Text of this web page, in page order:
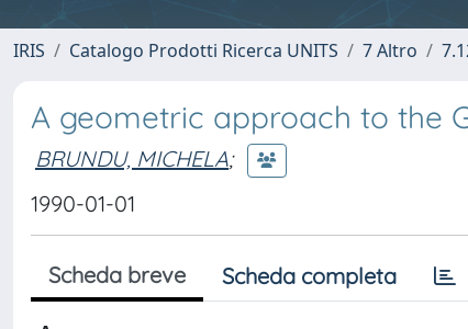
IRIS Catalogo Prodotti Ricerca UNITS 7 Altro
A geometric approach to the
BRUNDU, MICHELA;
1990-01-01
Scheda breve Scheda completa